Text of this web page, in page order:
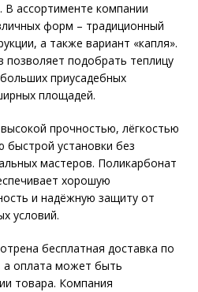
В ассортименте компании
форм – традиционный
а также вариант «капля».
позволяет подобрать теплицу
приусадебных
площадей.
прочностью, лёгкостью
установки без
мастеров. Поликарбонат
хорошую
и надёжную защиту от
условий.
бесплатная доставка по
а оплата может быть
товара. Компания